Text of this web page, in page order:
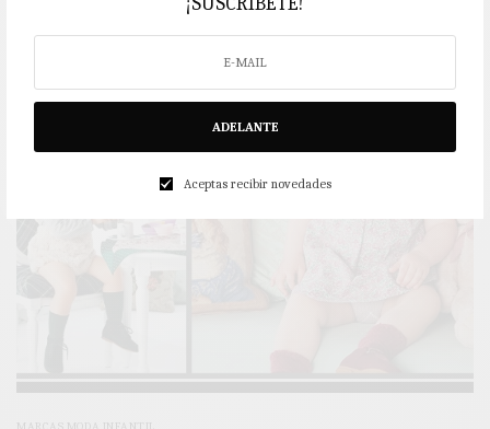
ADELANTE
Aceptas recibir novedades